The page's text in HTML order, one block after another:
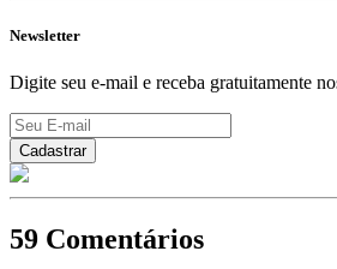
Newsletter
Digite seu e-mail e receba gratuitamente
59 Comentários